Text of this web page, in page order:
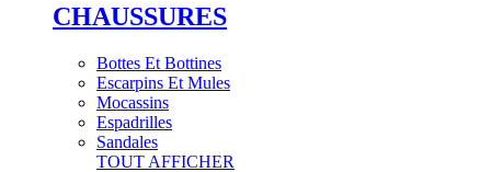
CHAUSSURES
Bottes Et Bottines
Escarpins Et Mules
Mocassins
Espadrilles
Sandales
TOUT AFFICHER